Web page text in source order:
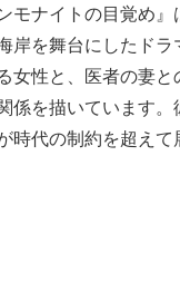
モナイトの目覚め』
岸を舞台にしたドラ
女性と、医者の妻と
係を描いています。
時代の制約を超えて